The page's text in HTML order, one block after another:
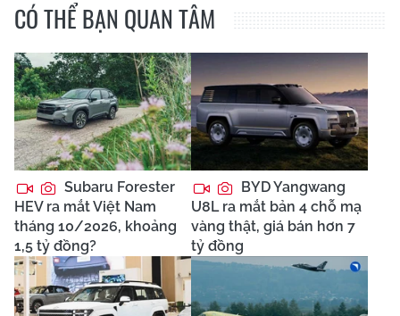
CÓ THỂ BẠN QUAN TÂM
Subaru Forester
HEV ra mắt Việt Nam
tháng 10/2026, khoảng
1,5 tỷ đồng?
BYD Yangwang
U8L ra mắt bản 4 chỗ mạ
vàng thật, giá bán hơn 7
tỷ đồng